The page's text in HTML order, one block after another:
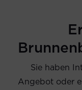
Sie haben
Angebot oder